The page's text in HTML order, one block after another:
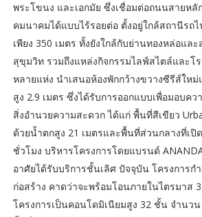
พระโขนง และเอกมัย ซึ่งเชื่อมต่อถนนสายหลั
คมนาคมได้แบบไร้รอยต่อ ตั้งอยู่ใกล้สถานีรถ
เพียง 350 เมตร ทั้งยังใกล้กับย่านทองหล่อแล
สุขุมวิท รวมถึงแหล่งกิจกรรมไลฟ์สไตล์และโ
หลายแห่ง นำเสนอห้องพักกว้างขวางซีรีส์ให
สูง 2.9 เมตร ซึ่งได้รับการออกแบบเพื่อมอบค
สิ่งอำนวยความสะดวก ได้แก่ พื้นที่สีเขียว
ด้วยน้ำตกสูง 21 เมตรและพื้นที่ส่วนกลางที่เ
ชั่วโมง บริหารโครงการโดยแบรนด์
อาศัยได้รับบริการชั้นเลิศ ปัจจุบัน โครงการก
ก่อสร้าง คาดว่าจะพร้อมโอนภายในไตรมาส
โครงการเป็นคอนโดมิเนียมสูง 32 ชั้น จำนว